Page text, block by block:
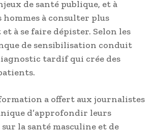
de santé publique, et à
hommes à consulter plus
à se faire dépister. Selon les
de sensibilisation conduit
tardif qui crée des
a offert aux journalistes
d’approfondir leurs
la santé masculine et de